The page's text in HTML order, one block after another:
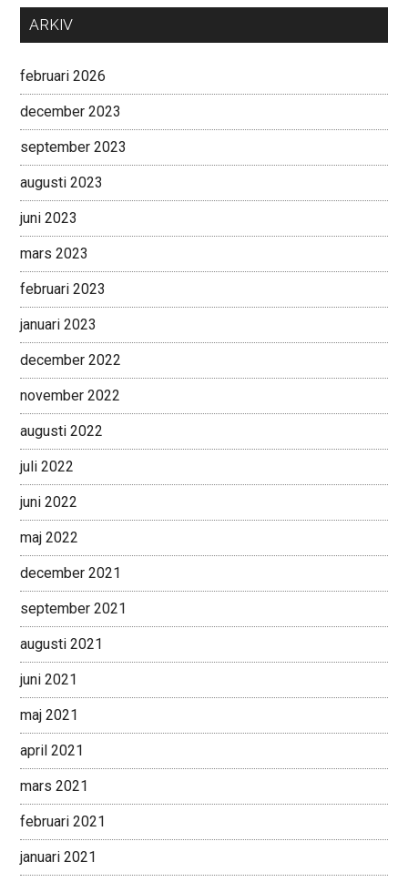
ARKIV
februari 2026
december 2023
september 2023
augusti 2023
juni 2023
mars 2023
februari 2023
januari 2023
december 2022
november 2022
augusti 2022
juli 2022
juni 2022
maj 2022
december 2021
september 2021
augusti 2021
juni 2021
maj 2021
april 2021
mars 2021
februari 2021
januari 2021